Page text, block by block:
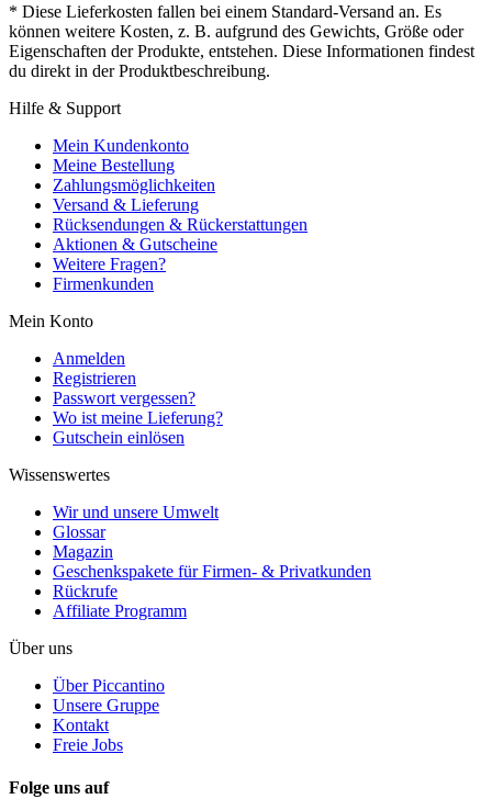
* Diese Lieferkosten fallen bei einem Standard-Versand an. Es
können weitere Kosten, z. B. aufgrund des Gewichts, Größe oder
Eigenschaften der Produkte, entstehen. Diese Informationen findest
du direkt in der Produktbeschreibung.
Hilfe & Support
Mein Kundenkonto
Meine Bestellung
Zahlungsmöglichkeiten
Versand & Lieferung
Rücksendungen & Rückerstattungen
Aktionen & Gutscheine
Weitere Fragen?
Firmenkunden
Mein Konto
Anmelden
Registrieren
Passwort vergessen?
Wo ist meine Lieferung?
Gutschein einlösen
Wissenswertes
Wir und unsere Umwelt
Glossar
Magazin
Geschenkspakete für Firmen- & Privatkunden
Rückrufe
Affiliate Programm
Über uns
Über Piccantino
Unsere Gruppe
Kontakt
Freie Jobs
Folge uns auf